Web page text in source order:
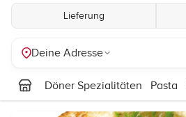
Lieferung
Deine Adresse
Döner Spezialitäten Pasta